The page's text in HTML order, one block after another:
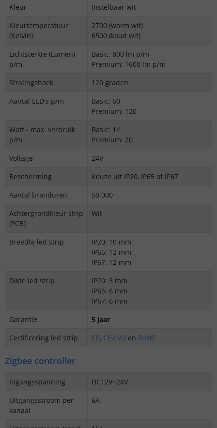
Kleur
Instelbaar wit
Kleurtemperatuur
(Kelvin)
2700 (warm wit)
6500 (koud wit)
Lichtsterkte (Lumen)
p/m
Basic: 800 lm p/m
Premium: 1600 lm p/m
Stralingshoek
120 graden
Aantal LED's p/m
Basic: 60
Premium: 120
Watt - max. verbruik
p/m
Basic: 14
Premium: 20
Voltage
24V
Bescherming
Keuze uit IP20, IP65 of IP67
Aantal branduren
50.000
Achtergrondkleur strip
(PCB)
Wit
Breedte led strip
IP20: 10 mm
IP65: 12 mm
IP67: 12 mm
Dikte led strip
IP20: 3 mm
IP65: 6 mm
IP67: 6 mm
Garantie
5 jaar
Certificering led strip
CE, CE-LVD en RoHS
Zigbee controller
Ingangsspanning
DC12V~24V
Uitgangsstroom per
kanaal
6A